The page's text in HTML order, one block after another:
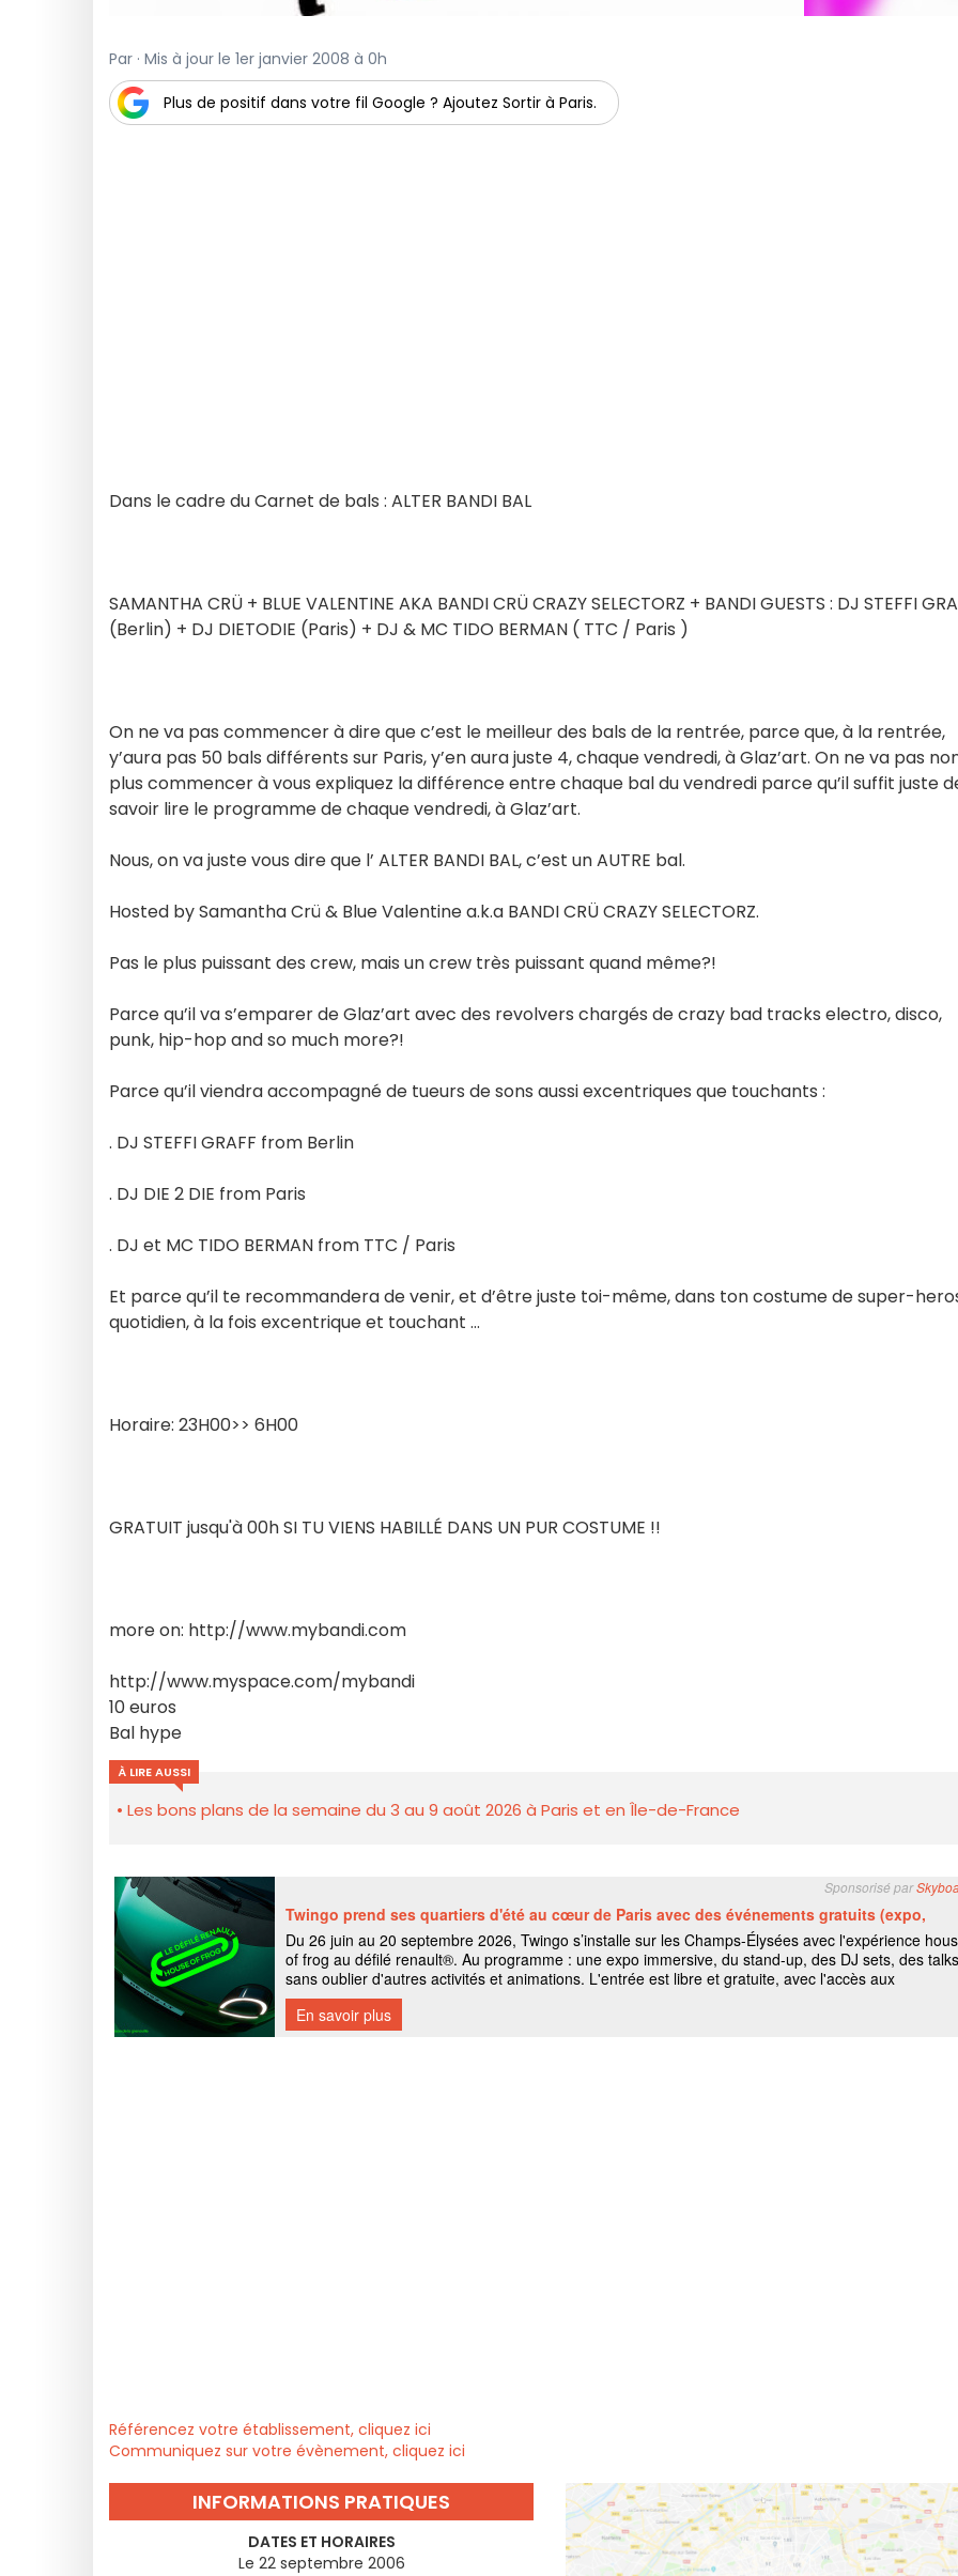
Par · Mis à jour le 1er janvier 2008 à 0h
Plus de positif dans votre fil Google ? Ajoutez Sortir à Paris.
Dans le cadre du Carnet de bals : ALTER BANDI BAL
SAMANTHA CRÜ + BLUE VALENTINE AKA BANDI CRÜ CRAZY SELECTORZ + BANDI GUESTS : DJ STEFFI
(Berlin) + DJ DIETODIE (Paris) + DJ & MC TIDO BERMAN ( TTC / Paris )
On ne va pas commencer à dire que c’est le meilleur des bals de la rentrée, parce que, à la rentrée,
y’aura pas 50 bals différents sur Paris, y’en aura juste 4, chaque vendredi, à Glaz’art. On ne va pas
plus commencer à vous expliquez la différence entre chaque bal du vendredi parce qu’il suffit juste
savoir lire le programme de chaque vendredi, à Glaz’art.
Nous, on va juste vous dire que l’ ALTER BANDI BAL, c’est un AUTRE bal.
Hosted by Samantha Crü & Blue Valentine a.k.a BANDI CRÜ CRAZY SELECTORZ.
Pas le plus puissant des crew, mais un crew très puissant quand même?!
Parce qu’il va s’emparer de Glaz’art avec des revolvers chargés de crazy bad tracks electro, disco,
punk, hip-hop and so much more?!
Parce qu’il viendra accompagné de tueurs de sons aussi excentriques que touchants :
. DJ STEFFI GRAFF from Berlin
. DJ DIE 2 DIE from Paris
. DJ et MC TIDO BERMAN from TTC / Paris
Et parce qu’il te recommandera de venir, et d’être juste toi-même, dans ton costume de super-
quotidien, à la fois excentrique et touchant …
Horaire: 23H00>> 6H00
GRATUIT jusqu'à 00h SI TU VIENS HABILLÉ DANS UN PUR COSTUME !!
more on: http://www.mybandi.com
http://www.myspace.com/mybandi
10 euros
Bal hype
À LIRE AUSSI
Les bons plans de la semaine du 3 au 9 août 2026 à Paris et en Île-de-France
Référencez votre établissement, cliquez ici
Communiquez sur votre évènement, cliquez ici
INFORMATIONS PRATIQUES
DATES ET HORAIRES
Le 22 septembre 2006